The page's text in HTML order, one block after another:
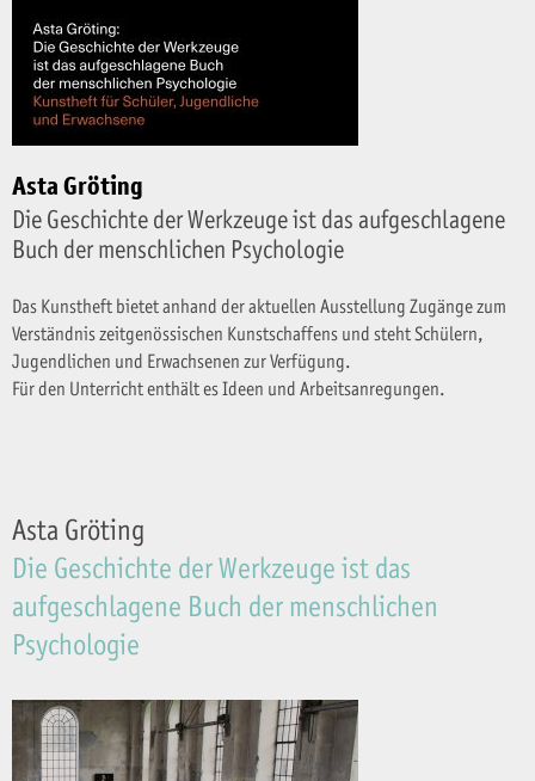
Asta Gröting
Die Geschichte der Werkzeuge ist das aufgeschlagene
Buch der menschlichen Psychologie
Das Kunstheft bietet anhand der aktuellen Ausstellung Zugänge zum
Verständnis zeitgenössischen Kunstschaffens und steht Schülern,
Jugendlichen und Erwachsenen zur Verfügung.
Für den Unterricht enthält es Ideen und Arbeitsanregungen.
Asta Gröting
Die Geschichte der Werkzeuge ist das
aufgeschlagene Buch der menschlichen
Psychologie